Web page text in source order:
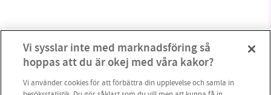
Vi sysslar inte med marknadsföring så
hoppas att du är okej med våra kakor?
Vi använder cookies för att förbättra din upplevelse och samla in